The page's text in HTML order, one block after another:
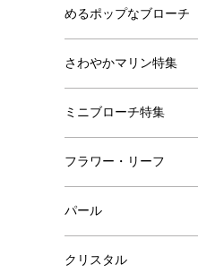
めるポップなブローチ
さわやかマリン特集
ミニブローチ特集
フラワー・リーフ
パール
クリスタル